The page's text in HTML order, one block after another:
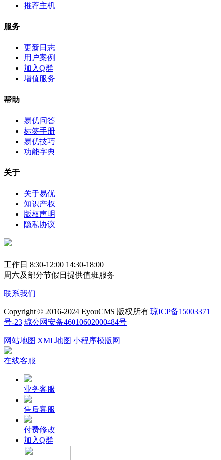
推荐主机
服务
更新日志
用户案例
加入Q群
增值服务
帮助
易优问答
标签手册
易优技巧
功能字典
关于
关于易优
知识产权
版权声明
隐私协议
工作日 8:30-12:00 14:30-18:00
周六及部分节假日提供值班服务
联系我们
Copyright © 2016-2024 EyouCMS 版权所有 琼ICP备15003371
号-23 琼公网安备46010602000484号
网站地图 XML地图 小程序模版网
在线客服
业务客服
售后客服
付费修改
加入Q群